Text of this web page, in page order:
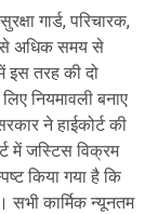
गार्ड, परिचारक,
से अधिक समय से
इस तरह की दो
नियमावली बनाए
ने हाईकोर्ट की
में जस्टिस विक्रम
किया गया है कि
सभी कार्मिक न्यूनतम